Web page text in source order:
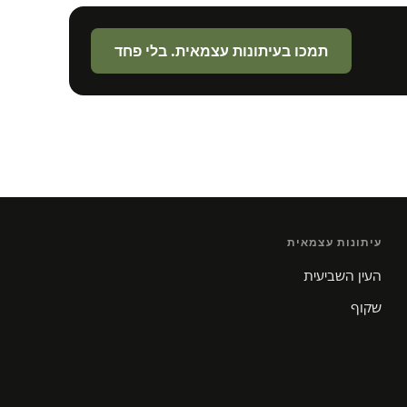
תמכו בעיתונות עצמאית. בלי פחד
עיתונות עצמאית
העין השביעית
שקוף